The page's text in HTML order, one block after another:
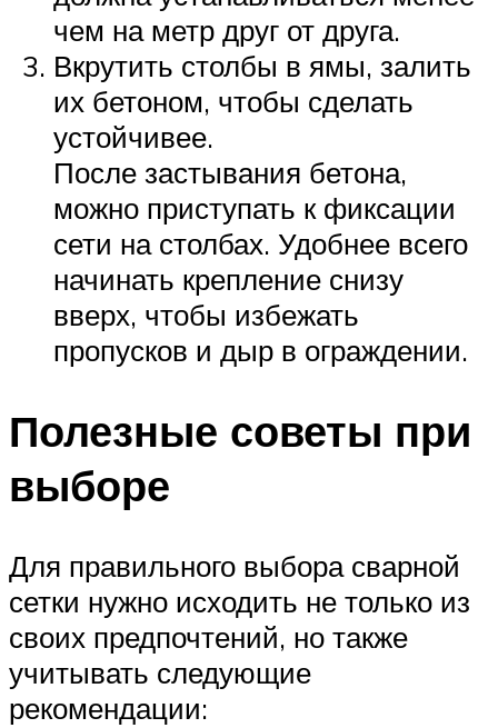
чем на метр друг от друга.
Вкрутить столбы в ямы, залить
их бетоном, чтобы сделать
устойчивее.
После застывания бетона,
можно приступать к фиксации
сети на столбах. Удобнее всего
начинать крепление снизу
вверх, чтобы избежать
пропусков и дыр в ограждении.
Полезные советы при
выборе
Для правильного выбора сварной
сетки нужно исходить не только из
своих предпочтений, но также
учитывать следующие
рекомендации: